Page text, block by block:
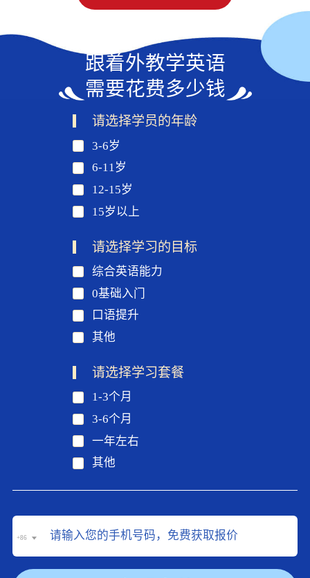
跟着外教学英语
需要花费多少钱
请选择学员的年龄
3-6岁
6-11岁
12-15岁
15岁以上
请选择学习的目标
综合英语能力
0基础入门
口语提升
其他
请选择学习套餐
1-3个月
3-6个月
一年左右
其他
+86